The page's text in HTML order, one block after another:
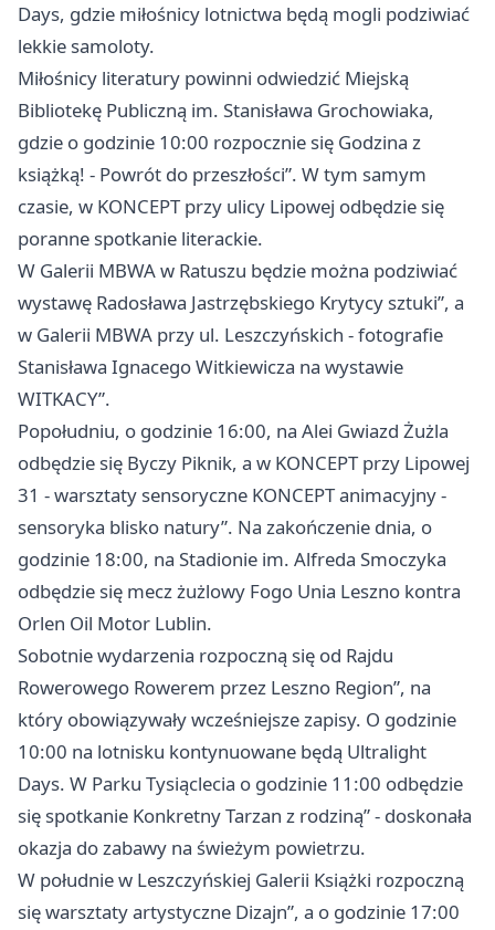
Days, gdzie miłośnicy lotnictwa będą mogli podziwiać
lekkie samoloty.
Miłośnicy literatury powinni odwiedzić Miejską
Bibliotekę Publiczną im. Stanisława Grochowiaka,
gdzie o godzinie 10:00 rozpocznie się Godzina z
książką! - Powrót do przeszłości”. W tym samym
czasie, w KONCEPT przy ulicy Lipowej odbędzie się
poranne spotkanie literackie.
W Galerii MBWA w Ratuszu będzie można podziwiać
wystawę Radosława Jastrzębskiego Krytycy sztuki”, a
w Galerii MBWA przy ul. Leszczyńskich - fotografie
Stanisława Ignacego Witkiewicza na wystawie
WITKACY”.
Popołudniu, o godzinie 16:00, na Alei Gwiazd Żużla
odbędzie się Byczy Piknik, a w KONCEPT przy Lipowej
31 - warsztaty sensoryczne KONCEPT animacyjny -
sensoryka blisko natury”. Na zakończenie dnia, o
godzinie 18:00, na Stadionie im. Alfreda Smoczyka
odbędzie się mecz żużlowy Fogo Unia Leszno kontra
Orlen Oil Motor Lublin.
Sobotnie wydarzenia rozpoczną się od Rajdu
Rowerowego Rowerem przez Leszno Region”, na
który obowiązywały wcześniejsze zapisy. O godzinie
10:00 na lotnisku kontynuowane będą Ultralight
Days. W Parku Tysiąclecia o godzinie 11:00 odbędzie
się spotkanie Konkretny Tarzan z rodziną” - doskonała
okazja do zabawy na świeżym powietrzu.
W południe w Leszczyńskiej Galerii Książki rozpoczną
się warsztaty artystyczne Dizajn”, a o godzinie 17:00